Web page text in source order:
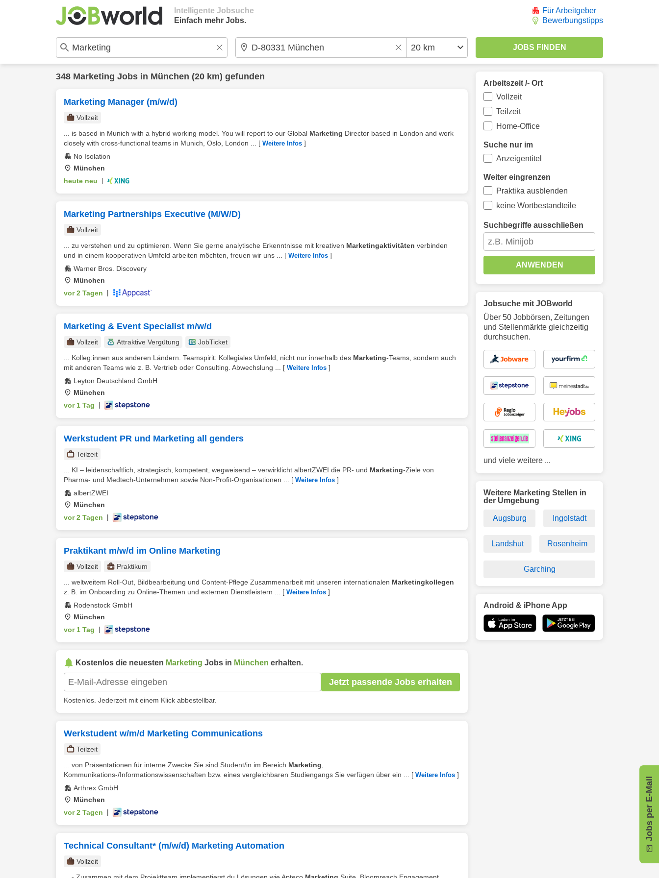
Intelligente Jobsuche
Einfach mehr Jobs.
Für Arbeitgeber
Bewerbungstipps
348 Marketing Jobs in München (20 km) gefunden
Marketing Manager (m/w/d)
Vollzeit
... is based in Munich with a hybrid working model. You will report to our Global Marketing Director based in London and work
closely with cross-functional teams in Munich, Oslo, London ...
[ Weitere Infos ]
No Isolation
München
heute neu
Marketing Partnerships Executive (M/W/D)
Vollzeit
... zu verstehen und zu optimieren. Wenn Sie gerne analytische Erkenntnisse mit kreativen Marketingaktivitäten verbinden
und in einem kooperativen Umfeld arbeiten möchten, freuen wir uns ...
[ Weitere Infos ]
Warner Bros. Discovery
München
vor 2 Tagen
Marketing & Event Specialist m/w/d
Vollzeit Attraktive Vergütung
JobTicket
... Kolleg:innen aus anderen Ländern. Teamspirit: Kollegiales Umfeld, nicht nur innerhalb des Marketing-Teams, sondern auch
mit anderen Teams wie z. B. Vertrieb oder Consulting. Abwechslung ...
[ Weitere Infos ]
Leyton Deutschland GmbH
München
vor 1 Tag
Werkstudent PR und Marketing all genders
Teilzeit
... KI – leidenschaftlich, strategisch, kompetent, wegweisend – verwirklicht albertZWEI die PR- und Marketing-Ziele von
Pharma- und Medtech-Unternehmen sowie Non-Profit-Organisationen ...
[ Weitere Infos ]
albertZWEI
München
vor 2 Tagen
Praktikant m/w/d im Online Marketing
Vollzeit
Praktikum
... weltweitem Roll-Out, Bildbearbeitung und Content-Pflege Zusammenarbeit mit unseren internationalen Marketingkollegen
z. B. im Onboarding zu Online-Themen und externen Dienstleistern ...
[ Weitere Infos ]
Rodenstock GmbH
München
vor 1 Tag
Kostenlos die neuesten Marketing Jobs in München erhalten.
Jetzt passende Jobs erhalten
Kostenlos. Jederzeit mit einem Klick abbestellbar.
Werkstudent w/m/d Marketing Communications
Teilzeit
... von Präsentationen für interne Zwecke Sie sind Student/in im Bereich Marketing
Kommunikations-/Informationswissenschaften bzw. eines vergleichbaren Studiengangs Sie verfügen über ein ...
[ Weitere Infos ]
Arthrex GmbH
München
vor 2 Tagen
Technical Consultant* (m/w/d) Marketing Automation
Vollzeit
Jobs per E-Mail
Arbeitszeit /- Ort
Vollzeit
Teilzeit
Home-Office
Suche nur im
Anzeigentitel
Weiter eingrenzen
Praktika ausblenden
keine Wortbestandteile
Suchbegriffe ausschließen
ANWENDEN
Jobsuche mit JOBworld
Über 50 Jobbörsen, Zeitungen
und Stellenmärkte gleichzeitig
durchsuchen.
und viele weitere ...
Weitere Marketing Stellen in
der Umgebung
Augsburg Ingolstadt
Landshut Rosenheim
Garching
Android & iPhone App